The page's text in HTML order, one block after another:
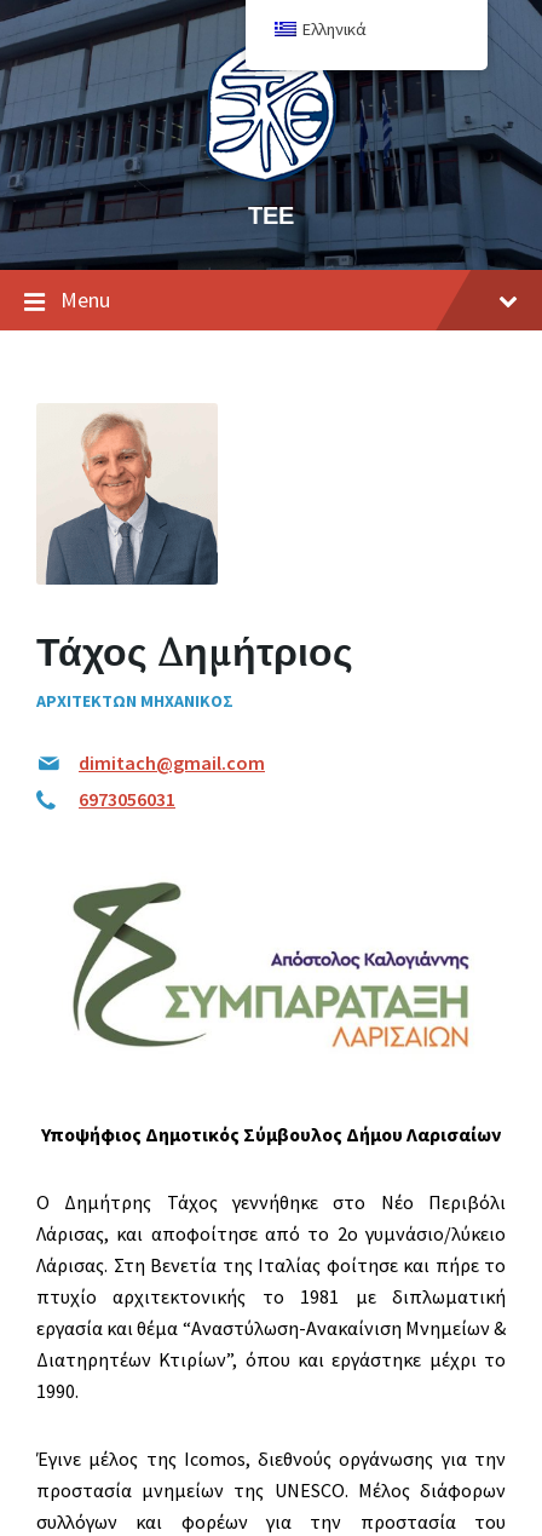
ΤΕΕ
Menu
Τάχος Δημήτριος
ΑΡΧΙΤΕΚΤΩΝ ΜΗΧΑΝΙΚΟΣ
dimitach@gmail.com
6973056031
Υποψήφιος Δημοτικός Σύμβουλος Δήμου Λαρισαίων
Ο Δημήτρης Τάχος γεννήθηκε στο Νέο Περιβόλι
Λάρισας, και αποφοίτησε από το 2ο γυμνάσιο/λύκειο
Λάρισας. Στη Βενετία της Ιταλίας φοίτησε και πήρε το
πτυχίο αρχιτεκτονικής το 1981 με διπλωματική
εργασία και θέμα “Αναστύλωση-Ανακαίνιση Μνημείων &
Διατηρητέων Κτιρίων”, όπου και εργάστηκε μέχρι το
1990.
Έγινε μέλος της Icomos, διεθνούς οργάνωσης για την
προστασία μνημείων της UNESCO. Μέλος διάφορων
συλλόγων και φορέων για την προστασία του
Ελληνικά